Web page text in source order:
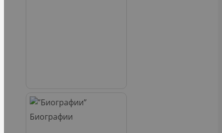
Биографии